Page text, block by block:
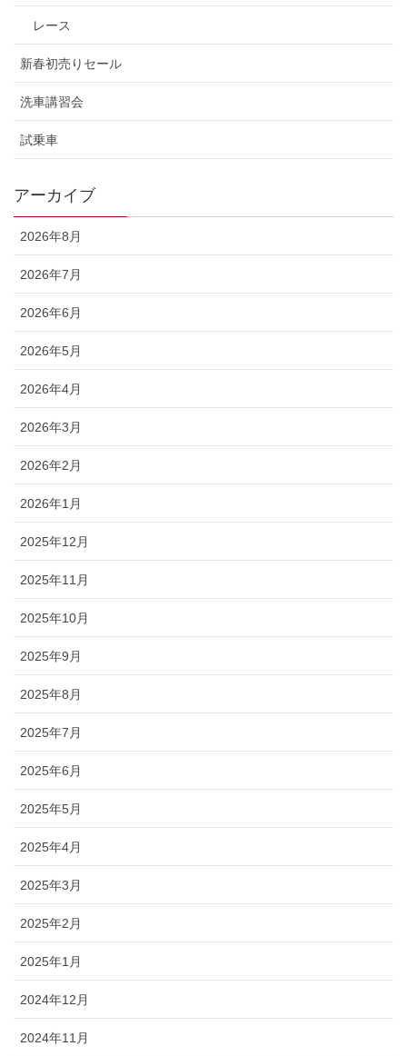
レース
新春初売りセール
洗車講習会
試乗車
アーカイブ
2026年8月
2026年7月
2026年6月
2026年5月
2026年4月
2026年3月
2026年2月
2026年1月
2025年12月
2025年11月
2025年10月
2025年9月
2025年8月
2025年7月
2025年6月
2025年5月
2025年4月
2025年3月
2025年2月
2025年1月
2024年12月
2024年11月